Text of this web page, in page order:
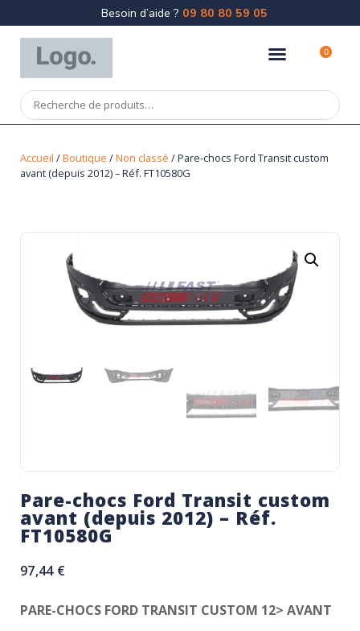
Besoin d’aide ? 09 80 80 59 05
0
Accueil /Boutique /Non classé / Pare-chocs Ford Transit custom
avant (depuis 2012) – Réf. FT10580G
Pare-chocs Ford Transit custom
avant (depuis 2012) – Réf.
FT10580G
97,44 €
PARE-CHOCS FORD TRANSIT CUSTOM 12> AVANT